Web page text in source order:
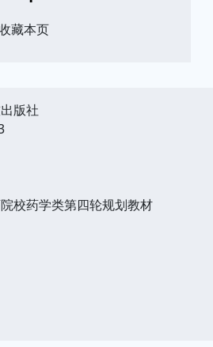
藏本页
版社
校药学类第四轮规划教材